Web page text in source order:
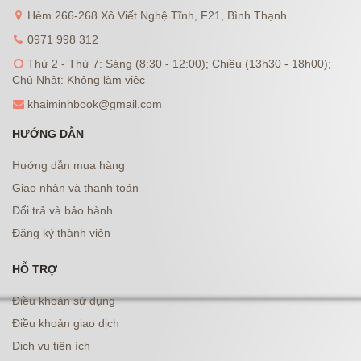
Hẻm 266-268 Xô Viết Nghệ Tĩnh, F21, Bình Thạnh.
0971 998 312
Thứ 2 - Thứ 7: Sáng (8:30 - 12:00); Chiều (13h30 - 18h00);
Chủ Nhật: Không làm việc
khaiminhbook@gmail.com
HƯỚNG DẪN
Hướng dẫn mua hàng
Giao nhận và thanh toán
Đổi trả và bảo hành
Đăng ký thành viên
HỖ TRỢ
Điều khoản sử dụng
Điều khoản giao dịch
Dịch vụ tiện ích